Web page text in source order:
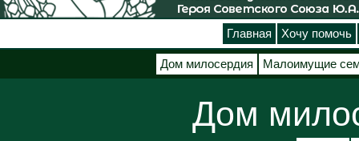
Главная Хочу помочь
Дом милосердия Малоимущие
Дом